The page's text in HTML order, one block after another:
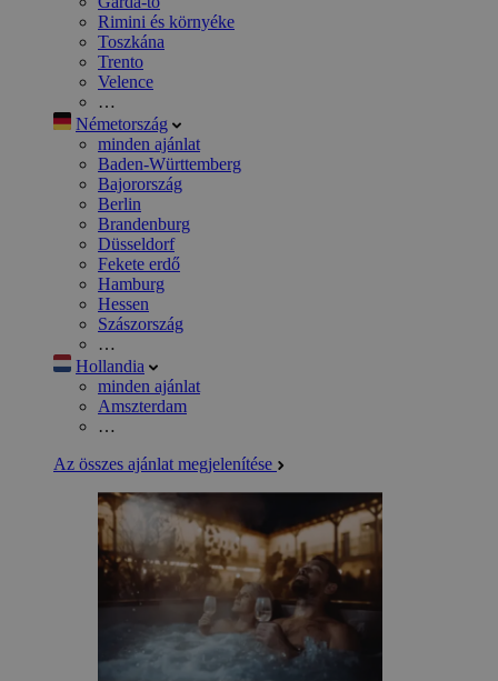
Rimini és környéke
Toszkána
Trento
Velence
…
Németország
minden ajánlat
Baden-Württemberg
Bajorország
Berlin
Brandenburg
Düsseldorf
Fekete erdő
Hamburg
Hessen
Szászország
…
Hollandia
minden ajánlat
Amszterdam
…
Az összes ajánlat megjelenítése